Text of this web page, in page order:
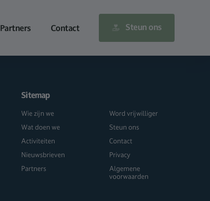
Partners Contact Steun ons
Sitemap
Wie zijn we
Wat doen we
Activiteiten
Nieuwsbrieven
Partners
Word vrijwilliger
Steun ons
Contact
Privacy
Algemene
voorwaarden